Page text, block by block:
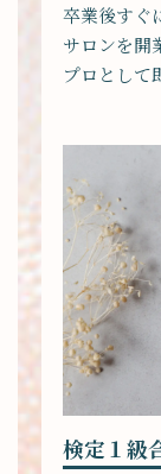
卒業後すぐ
サロンを開
プロとして
検定１級